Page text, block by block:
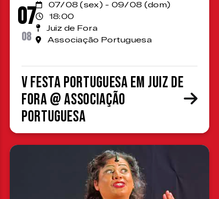
07
08
07/08 (sex) - 09/08 (dom)
18:00
Juiz de Fora
Associação Portuguesa
V Festa Portuguesa em Juiz de
Fora @ Associação
Portuguesa